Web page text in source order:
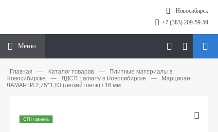
Новосибирск
+7 (383) 209-59-59
Меню
Главная — Каталог товаров —
Плитные материалы в
Новосибирске
— ЛДСП Lamarty в Новосибирске —
Марципан
ЛАМАРТИ 2,75*1,83 (легкий шелк) / 16 мм
СП Новинка